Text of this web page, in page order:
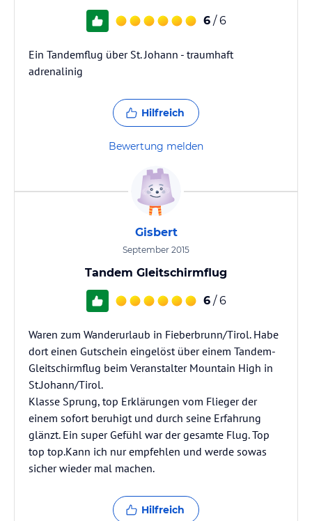
6 / 6
Ein Tandemflug über St. Johann - traumhaft
adrenalinig
Hilfreich
Bewertung melden
Gisbert
September 2015
Tandem Gleitschirmflug
6 / 6
Waren zum Wanderurlaub in Fieberbrunn/Tirol. Habe
dort einen Gutschein eingelöst über einem Tandem-
Gleitschirmflug beim Veranstalter Mountain High in
St.Johann/Tirol.
Klasse Sprung, top Erklärungen vom Flieger der
einem sofort beruhigt und durch seine Erfahrung
glänzt. Ein super Gefühl war der gesamte Flug. Top
top top.Kann ich nur empfehlen und werde sowas
sicher wieder mal machen.
Hilfreich